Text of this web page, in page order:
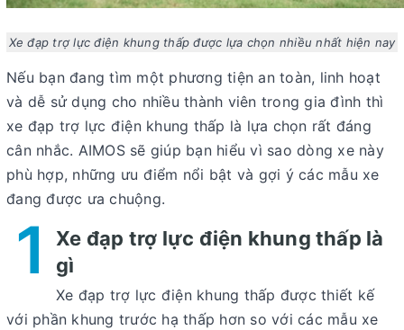
không?
Xe đạp trợ lực điện khung thấp được lựa chọn nhiều nhất hiện nay
Nếu bạn đang tìm một phương tiện an toàn, linh hoạt
và dễ sử dụng cho nhiều thành viên trong gia đình thì
xe đạp trợ lực điện khung thấp là lựa chọn rất đáng
cân nhắc. AIMOSsẽ giúp bạn hiểu vì sao dòng xe này
phù hợp, những ưu điểm nổi bật và gợi ý các mẫu xe
đang được ưa chuộng.
1
Xe đạp trợ lực điện khung thấp là
gì
Xe đạp trợ lực điện khung thấp được thiết kế
với phần khung trước hạ thấp hơn so với các mẫu xe